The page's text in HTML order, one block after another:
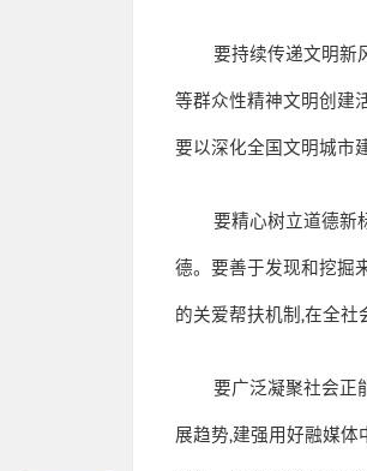
要持续传递文明新
等群众性精神文明创建
要以深化全国文明城市
要精心树立道德新
德。要善于发现和挖掘
的关爱帮扶机制 ,在全社
要广泛凝聚社会正
展趋势,建强用好融媒体